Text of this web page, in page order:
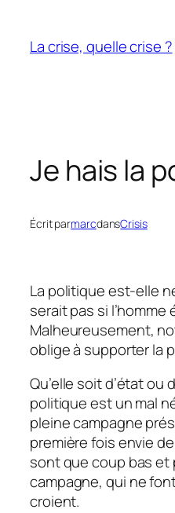
contenu
La crise, quelle crise ?
Je hais la
Écrit parmarcdansCrisis
La politique est-elle
serait pas si l’homme
Malheureusement,
oblige à supporter la
Qu’elle soit d’état ou
politique est un mal
pleine campagne
première fois envie
sont que coup bas et
campagne, qui ne
croient.